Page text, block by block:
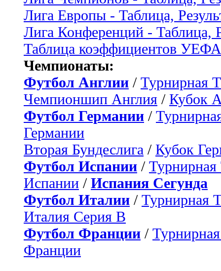
Лига Европы - Таблица,
Лига Конференций - Таблица,
Таблица коэффициентов УЕФА
Чемпионаты:
Футбол Англии / Турнирная
Чемпионшип Англия / Кубок
Футбол Германии /
Германии
Вторая Бундеслига / Кубок
Футбол Испании / Турнирная
Испании / Испания Сегунда
Футбол Италии / Турнирная
Италия Серия B
Футбол Франции /
Франции